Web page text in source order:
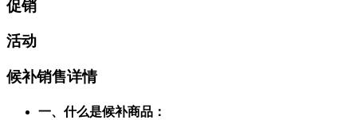
促销
活动
候补销售详情
一、什么是候补商品：